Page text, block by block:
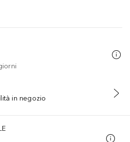
AL CARRELLO
in negozio